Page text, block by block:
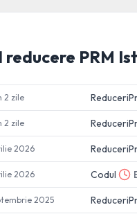
reducere PRM
2 zile
2 zile
2026
2026 Codul
2025